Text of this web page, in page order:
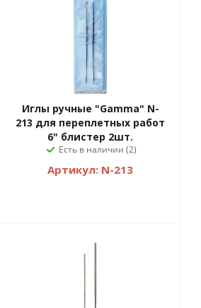
Иглы ручные "Gamma" N-
213 для переплетных работ
6" блистер 2шт.
Есть в наличии (2)
Артикул: N-213